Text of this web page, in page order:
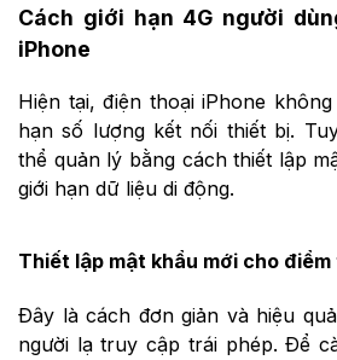
Cách giới hạn 4G người
iPhone
Hiện tại, điện thoại iPhone
hạn số lượng kết nối thiết bị.
thể quản lý bằng cách thiết lập
giới hạn dữ liệu di động.
Thiết lập mật khẩu mới cho
Đây là cách đơn giản và hiệu
người lạ truy cập trái phép. Để